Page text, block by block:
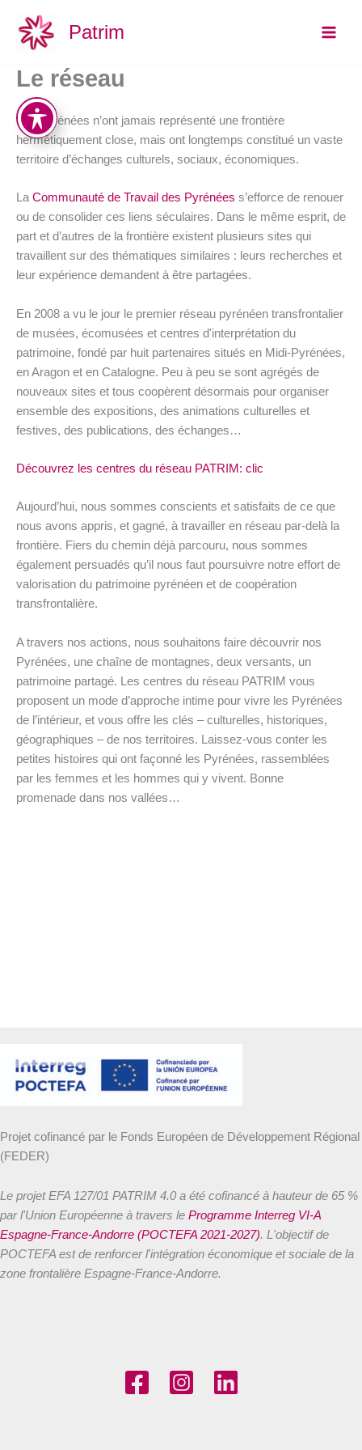
contenu
Patrim
Le réseau
Les Pyrénées n’ont jamais représenté une frontière
hermétiquement close, mais ont longtemps constitué un vaste
territoire d’échanges culturels, sociaux, économiques.
LaCommunauté de Travail des Pyrénées s’efforce de renouer
ou de consolider ces liens séculaires. Dans le même esprit, de
part et d’autres de la frontière existent plusieurs sites qui
travaillent sur des thématiques similaires : leurs recherches et
leur expérience demandent à être partagées.
En 2008 a vu le jour le premier réseau pyrénéen transfrontalier
de musées, écomusées et centres d'interprétation du
patrimoine, fondé par huit partenaires situés en Midi-Pyrénées,
en Aragon et en Catalogne. Peu à peu se sont agrégés de
nouveaux sites et tous coopèrent désormais pour organiser
ensemble des expositions, des animations culturelles et
festives, des publications, des échanges…
Découvrez les centres du réseau PATRIM: clic
Aujourd’hui, nous sommes conscients et satisfaits de ce que
nous avons appris, et gagné, à travailler en réseau par-delà la
frontière. Fiers du chemin déjà parcouru, nous sommes
également persuadés qu’il nous faut poursuivre notre effort de
valorisation du patrimoine pyrénéen et de coopération
transfrontalière.
A travers nos actions, nous souhaitons faire découvrir nos
Pyrénées, une chaîne de montagnes, deux versants, un
patrimoine partagé. Les centres du réseau PATRIM vous
proposent un mode d’approche intime pour vivre les Pyrénées
de l’intérieur, et vous offre les clés – culturelles, historiques,
géographiques – de nos territoires. Laissez-vous conter les
petites histoires qui ont façonné les Pyrénées, rassemblées
par les femmes et les hommes qui y vivent. Bonne
promenade dans nos vallées…
Projet cofinancé par le Fonds Européen de Développement Régional
(FEDER)
Le projet EFA 127/01 PATRIM 4.0 a été cofinancé à hauteur de 65 %
par l'Union Européenne à travers le Programme Interreg VI-A
Espagne-France-Andorre (POCTEFA 2021-2027). L'objectif de
POCTEFA est de renforcer l'intégration économique et sociale de la
zone frontalière Espagne-France-Andorre.